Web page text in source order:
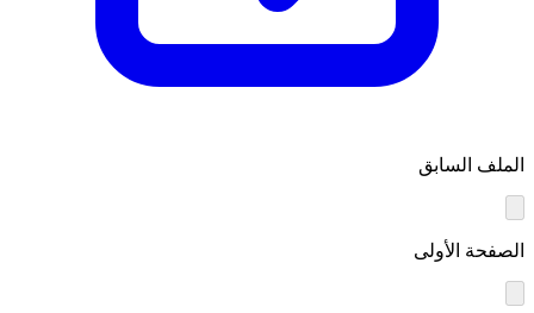
الملف السابق
الصفحة الأولى